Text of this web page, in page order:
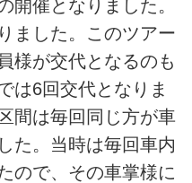
開催となりました。
ました。このツアー
様が交代となるのも
は6回交代となりま
間は毎回同じ方が車
た。当時は毎回車内
ので、その車掌様に